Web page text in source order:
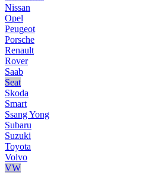
Nissan
Opel
Peugeot
Porsche
Renault
Rover
Saab
Seat
Skoda
Smart
Ssang Yong
Subaru
Suzuki
Toyota
Volvo
VW